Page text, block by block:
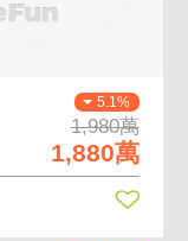
5.1%
1,980萬
1,880萬